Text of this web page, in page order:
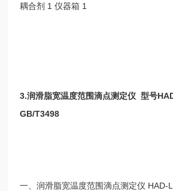
耦合剂 1仪器箱 1
3.润滑脂宽温度范围滴点测定仪 型号
GB/T3498
一、润滑脂宽温度范围滴点测定仪 HAD-